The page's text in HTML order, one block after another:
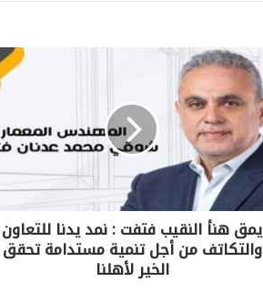
يمق هنأ النقيب فتفت : نمد يدنا للتعاون
والتكاتف من أجل تنمية مستدامة تحقق
الخير لأهلنا